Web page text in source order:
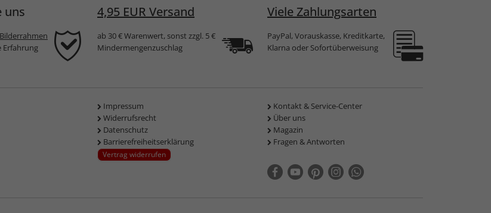
uns
Erfahrung
4,95 EUR Versand
ab 30 € Warenwert, sonst zzgl. 5 €
Mindermengenzuschlag
Viele Zahlungsarten
PayPal, Vorauskasse, Kreditkarte,
Klarna oder Sofortüberweisung
Impressum
Widerrufsrecht
Datenschutz
Barrierefreiheitserklärung
Vertrag widerrufen
Kontakt & Service-Center
Über uns
Magazin
Fragen & Antworten